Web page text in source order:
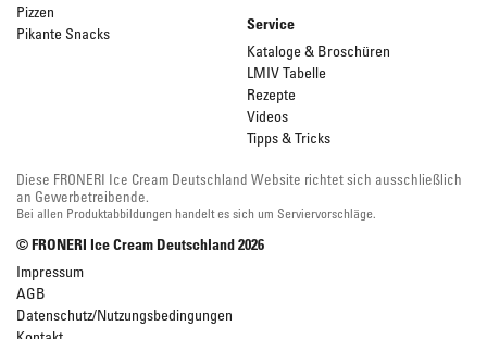
Pizzen
Pikante Snacks
Service
Kataloge & Broschüren
LMIV Tabelle
Rezepte
Videos
Tipps & Tricks
Diese FRONERI Ice Cream Deutschland Website richtet sich ausschließlich
an Gewerbetreibende.
Bei allen Produktabbildungen handelt es sich um Serviervorschläge.
© FRONERI Ice Cream Deutschland2026
Impressum
AGB
Datenschutz/Nutzungsbedingungen